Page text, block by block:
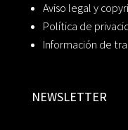
Aviso legal y
Política de
Información de
NEWSLETTER